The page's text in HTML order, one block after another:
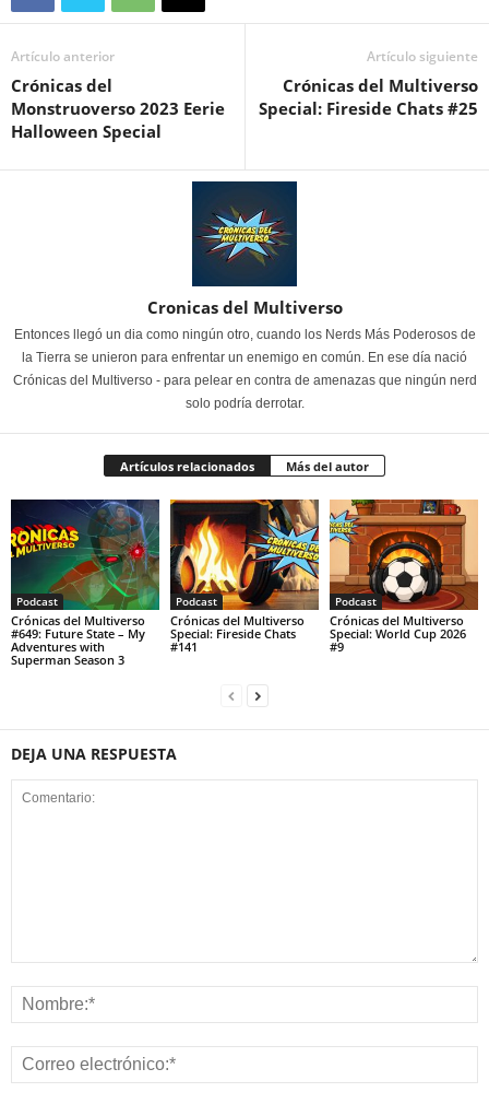
Artículo anterior
Crónicas del
Monstruoverso 2023 Eerie
Halloween Special
Artículo siguiente
Crónicas del Multiverso
Special: Fireside Chats #25
Cronicas del Multiverso
Entonces llegó un dia como ningún otro, cuando los Nerds Más Poderosos de
la Tierra se unieron para enfrentar un enemigo en común. En ese día nació
Crónicas del Multiverso - para pelear en contra de amenazas que ningún nerd
solo podría derrotar.
Artículos relacionados Más del autor
Podcast
Crónicas del Multiverso
#649: Future State – My
Adventures with
Superman Season 3
Podcast
Crónicas del Multiverso
Special: Fireside Chats
#141
Podcast
Crónicas del Multiverso
Special: World Cup 2026
#9
DEJA UNA RESPUESTA